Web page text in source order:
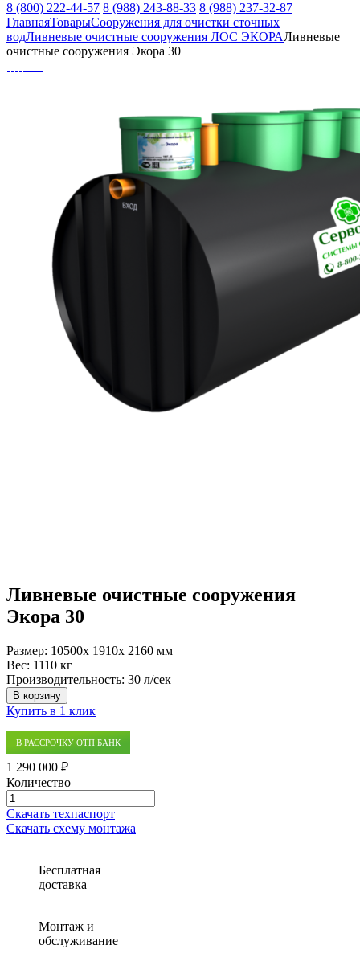
8 (800) 222-44-57 8 (988) 243-88-33 8 (988) 237-32-87
ГлавнаяТоварыСооружения для очистки сточных
водЛивневые очистные сооружения ЛОС ЭКОРАЛивневые
очистные сооружения Экора 30
Ливневые очистные сооружения
Экора 30
Размер: 10500x 1910x 2160 мм
Вес: 1110 кг
Производительность: 30 л/сек
В корзину
Купить в 1 клик
В РАССРОЧКУ ОТП БАНК
1 290 000 ₽
Количество
Количество
товара
Ливневые
Скачать техпаспорт
Скачать схему монтажа
Бесплатная
доставка
Монтаж и
обслуживание